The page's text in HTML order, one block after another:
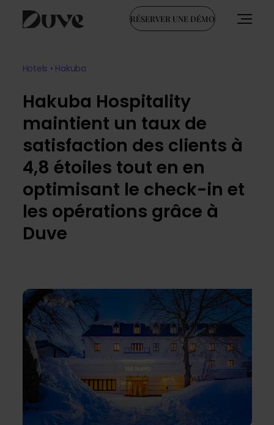
content
RÉSERVER UNE DÉMO
Hotels • Hakuba
Hakuba Hospitality
maintient un taux de
satisfaction des clients à
4,8 étoiles tout en en
optimisant le check-in et
les opérations grâce à
Duve